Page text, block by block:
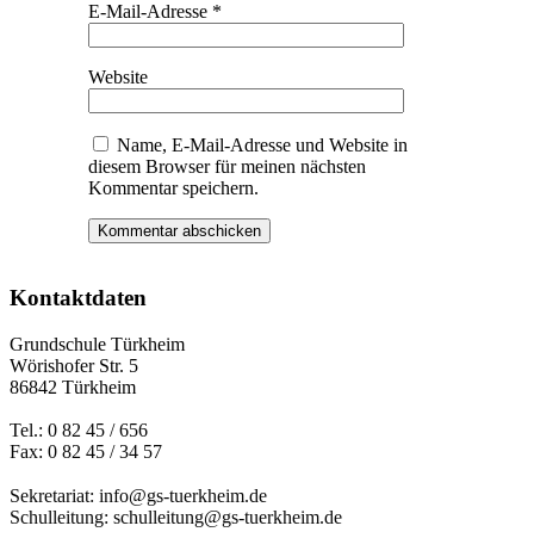
E-Mail-Adresse *
Website
Name, E-Mail-Adresse und Website in
diesem Browser für meinen nächsten
Kommentar speichern.
Kontaktdaten
Grundschule Türkheim
Wörishofer Str. 5
86842 Türkheim
Tel.: 0 82 45 / 656
Fax: 0 82 45 / 34 57
Sekretariat: info@gs-tuerkheim.de
Schulleitung: schulleitung@gs-tuerkheim.de